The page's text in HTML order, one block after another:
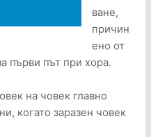
ване,
причин
ено от
първи път при хора.
на човек главно
когато заразен човек